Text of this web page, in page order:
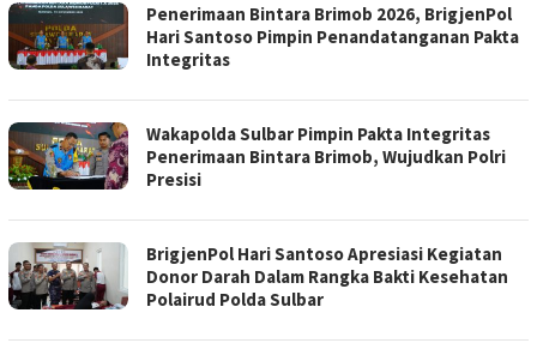
Penerimaan Bintara Brimob 2026, BrigjenPol
Hari Santoso Pimpin Penandatanganan Pakta
Integritas
Wakapolda Sulbar Pimpin Pakta Integritas
Penerimaan Bintara Brimob, Wujudkan Polri
Presisi
BrigjenPol Hari Santoso Apresiasi Kegiatan
Donor Darah Dalam Rangka Bakti Kesehatan
Polairud Polda Sulbar